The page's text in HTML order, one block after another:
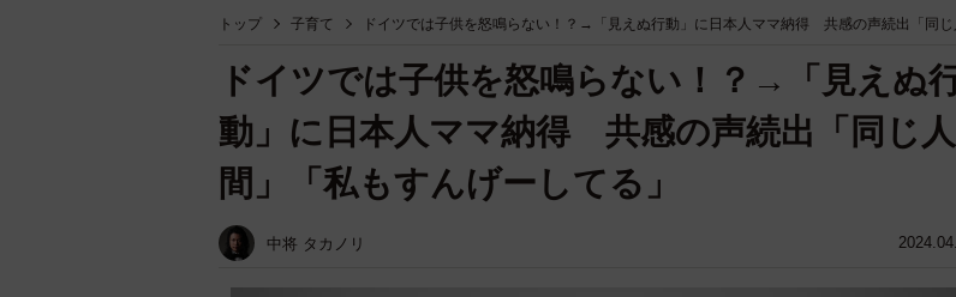
トップ 子育て ドイツでは子供を怒鳴らない！？→「見えぬ行動」に日本人ママ納得 共感の声続出「同じ
ドイツでは子供を怒鳴らない！？→「見えぬ
動」に日本人ママ納得 共感の声続出「同じ人
間」「私もすんげーしてる」
中将 タカノリ